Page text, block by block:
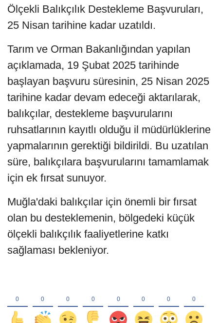
Ölçekli Balıkçılık Destekleme Başvuruları,
25 Nisan tarihine kadar uzatıldı.
Tarım ve Orman Bakanlığından yapılan
açıklamada, 19 Şubat 2025 tarihinde
başlayan başvuru süresinin, 25 Nisan 2025
tarihine kadar devam edeceği aktarılarak,
balıkçılar, destekleme başvurularını
ruhsatlarının kayıtlı olduğu il müdürlüklerine
yapmalarının gerektiği bildirildi. Bu uzatılan
süre, balıkçılara başvurularını tamamlamak
için ek fırsat sunuyor.
Muğla'daki balıkçılar için önemli bir fırsat
olan bu desteklemenin, bölgedeki küçük
ölçekli balıkçılık faaliyetlerine katkı
sağlaması bekleniyor.